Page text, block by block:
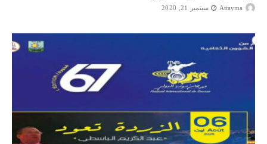
Attayma سبتمبر 21, 2020